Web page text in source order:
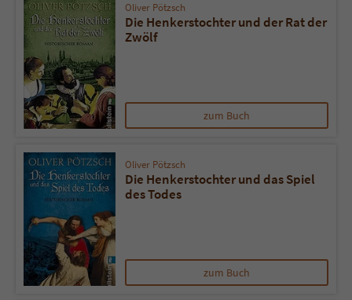
Oliver Pötzsch
Die Henkerstochter und der Rat der
Zwölf
zum Buch
Oliver Pötzsch
Die Henkerstochter und das Spiel
des Todes
zum Buch